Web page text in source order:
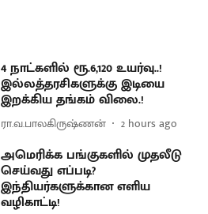
4 நாட்களில் ரூ.6,120 உயர்வு..!
இல்லத்தரசிகளுக்கு இடியை
இறக்கிய தங்கம் விலை.!
ரா.வ.பாலகிருஷ்ணன் 2 hours ago
அமெரிக்க பங்குகளில் முதலீடு
செய்வது எப்படி?
இந்தியர்களுக்கான எளிய
வழிகாட்டி!